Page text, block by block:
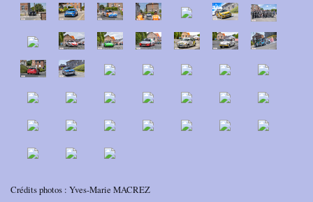
Crédits photos : Yves-Marie MACREZ